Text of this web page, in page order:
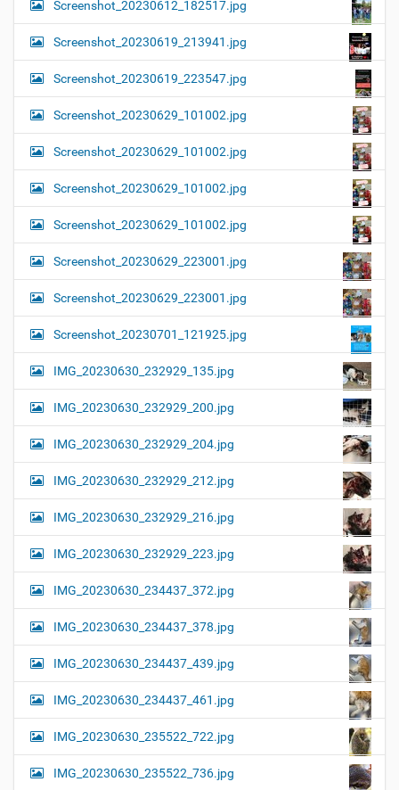
Screenshot_20230612_182517.jpg
Screenshot_20230619_213941.jpg
Screenshot_20230619_223547.jpg
Screenshot_20230629_101002.jpg
Screenshot_20230629_101002.jpg
Screenshot_20230629_101002.jpg
Screenshot_20230629_101002.jpg
Screenshot_20230629_223001.jpg
Screenshot_20230629_223001.jpg
Screenshot_20230701_121925.jpg
IMG_20230630_232929_135.jpg
IMG_20230630_232929_200.jpg
IMG_20230630_232929_204.jpg
IMG_20230630_232929_212.jpg
IMG_20230630_232929_216.jpg
IMG_20230630_232929_223.jpg
IMG_20230630_234437_372.jpg
IMG_20230630_234437_378.jpg
IMG_20230630_234437_439.jpg
IMG_20230630_234437_461.jpg
IMG_20230630_235522_722.jpg
IMG_20230630_235522_736.jpg